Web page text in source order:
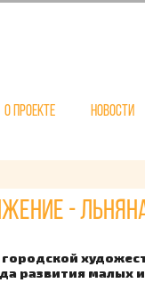
О проекте Новости
-
развития малых